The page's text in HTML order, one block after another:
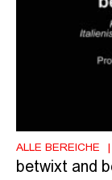
ALLE BEREICHE
betwixt and